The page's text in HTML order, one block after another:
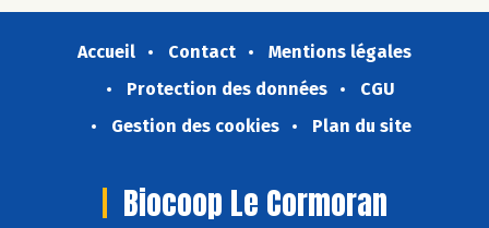
Accueil Contact
Mentions légales
Protection des données
CGU
Gestion des cookies
Plan du site
Biocoop Le Cormoran